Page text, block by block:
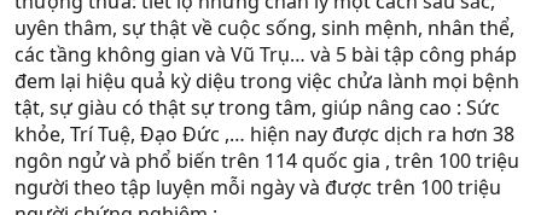
uyên thâm, sự thật về cuộc sống, sinh mệnh, nhân thể,
các tầng không gian và Vũ Trụ… và 5 bài tập công pháp
đem lại hiệu quả kỳ diệu trong việc chửa lành mọi bệnh
tật, sự giàu có thật sự trong tâm, giúp nâng cao : Sức
khỏe, Trí Tuệ, Ðạo Ðức ,… hiện nay được dịch ra hơn 38
ngôn ngử và phổ biến trên 114 quốc gia , trên 100 triệu
người theo tập luyện mỗi ngày và được trên 100 triệu